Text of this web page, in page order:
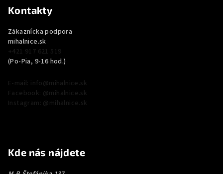
Kontakty
Zákaznícka podpora
mihalnice.sk
+421 917 621 519
(Po-Pia, 9-16 hod.)
E-mail: info@mihalnice.sk
Facebook: @mihalnice.sk
Instagram: @mihalnice.sk
Kde nás nájdete